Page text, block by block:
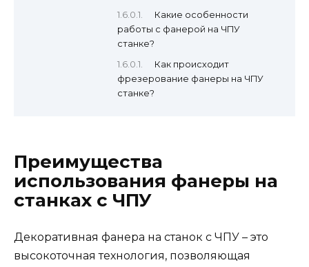
Какие особенности
работы с фанерой на ЧПУ
станке?
Как происходит
фрезерование фанеры на ЧПУ
станке?
Преимущества
использования фанеры на
станках с ЧПУ
Декоративная фанера на станок с ЧПУ – это
высокоточная технология, позволяющая